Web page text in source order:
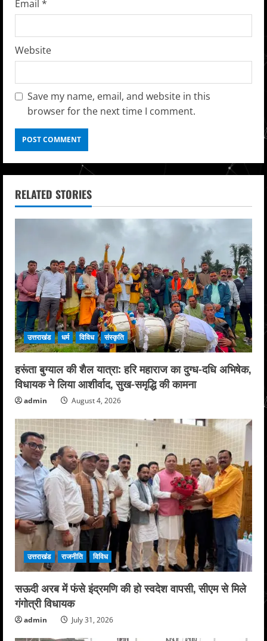
Email *
Website
Save my name, email, and website in this
browser for the next time I comment.
RELATED STORIES
उत्तराखंड धर्म विविध संस्कृति
हरूंता बुग्याल की शैल यात्रा: हरि महाराज का दुग्ध-दधि अभिषेक,
विधायक ने लिया आशीर्वाद, सुख-समृद्धि की कामना
admin August 4, 2026
उत्तराखंड राजनीति विविध
सऊदी अरब में फंसे इंद्रमणि की हो स्वदेश वापसी, सीएम से मिले
गंगोत्री विधायक
admin July 31, 2026